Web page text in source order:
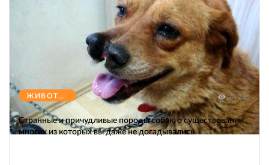
ЖИВОТНЫЕ 47399
Странные и причудливые породы собак, о существовании
многих из которых вы даже не догадывались